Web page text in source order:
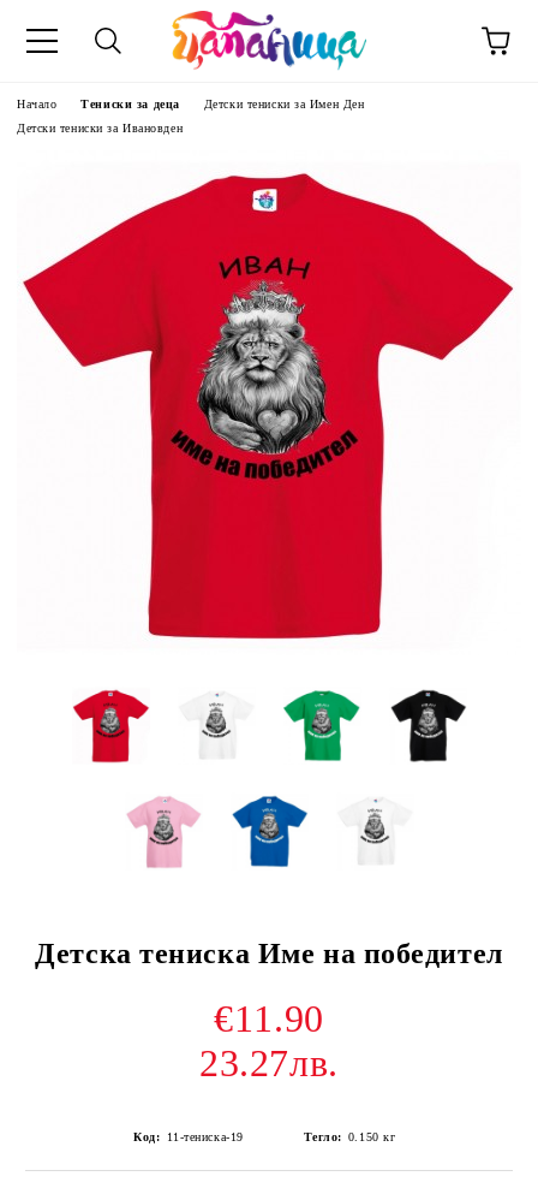
Начало Тениски за деца
Детски тениски за Имен Ден
Детски тениски за Ивановден
Детска тениска Име на победител
€11.90
23.27лв.
Код: 11-тениска-19 Тегло: 0.150 кг